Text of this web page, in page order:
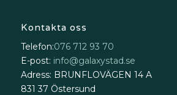
Kontakta oss
Telefon:076 712 93 70
E-post: info@galaxystad.se
Adress: BRUNFLOVÄGEN 14 A
831 37 Östersund